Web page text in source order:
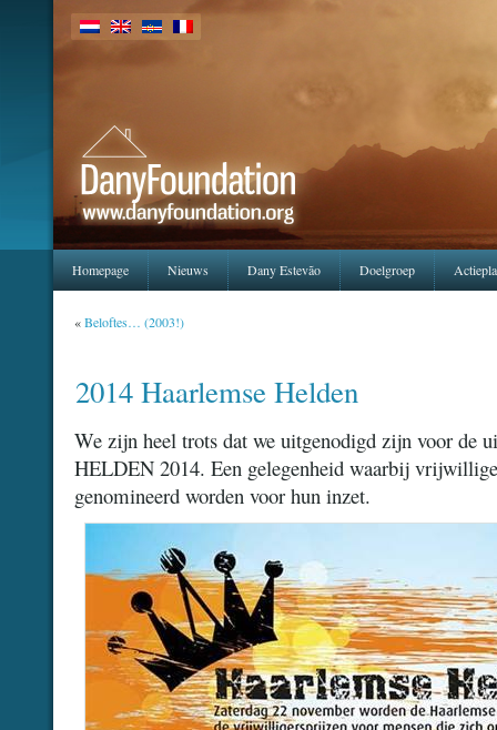
Homepage Nieuws Dany Estevão Doelgroep
«Beloftes… (2003!)
2014 Haarlemse Helden
We zijn heel trots dat we uitgenodigd zijn voor de
HELDEN 2014. Een gelegenheid waarbij
genomineerd worden voor hun inzet.